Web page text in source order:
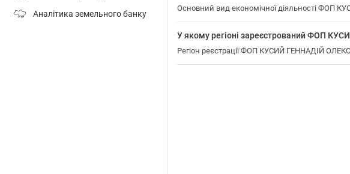
Аналітика земельного банку
Основний вид економічної діяльності
У якому регіоні зареєстрований ФОП
Регіон реєстрації ФОП КУСИЙ ГЕННАДІЙ